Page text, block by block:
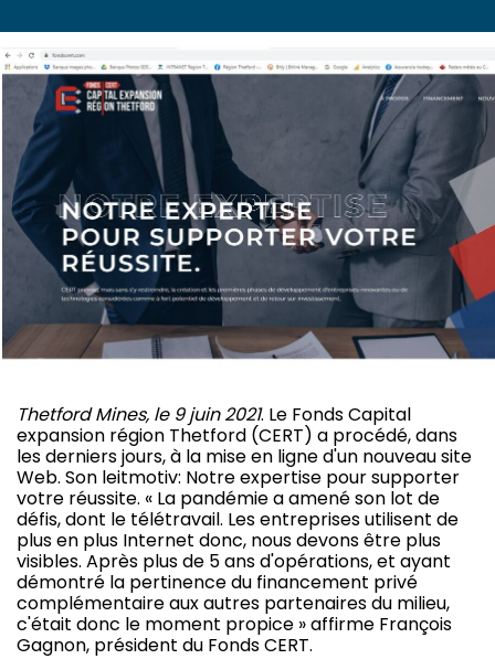
Thetford Mines, le 9 juin 2021. Le Fonds Capital
expansion région Thetford (CERT) a procédé, dans
les derniers jours, à la mise en ligne d'un nouveau site
Web. Son leitmotiv: Notre expertise pour supporter
votre réussite. « La pandémie a amené son lot de
défis, dont le télétravail. Les entreprises utilisent de
plus en plus Internet donc, nous devons être plus
visibles. Après plus de 5 ans d'opérations, et ayant
démontré la pertinence du financement privé
complémentaire aux autres partenaires du milieu,
c'était donc le moment propice » affirme François
Gagnon, président du Fonds CERT.